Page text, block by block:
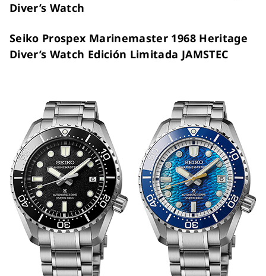
Diver’s Watch
Seiko Prospex Marinemaster 1968 Heritage
Diver’s Watch Edición Limitada JAMSTEC